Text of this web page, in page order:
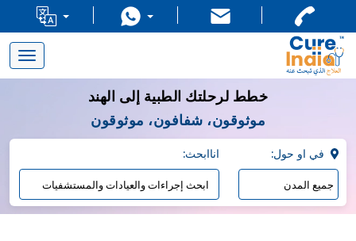
Toggle
navigation
خطط لرحلتك الطبية إلى الهند
موثوقون، شفافون، موثوقون
:اناابحث